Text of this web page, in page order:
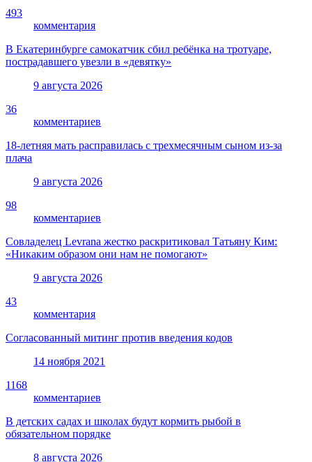
493
комментария
В Екатеринбурге самокатчик сбил ребёнка на тротуаре,
пострадавшего увезли в «девятку»
9 августа 2026
36
комментариев
18-летняя мать расправилась с трехмесячным сыном из-за
плача
9 августа 2026
98
комментариев
Совладелец Levrana жестко раскритиковал Татьяну Ким:
«Никаким образом они нам не помогают»
9 августа 2026
43
комментария
Согласованный митинг против введения кодов
14 ноября 2021
1168
комментариев
В детских садах и школах будут кормить рыбой в
обязательном порядке
8 августа 2026